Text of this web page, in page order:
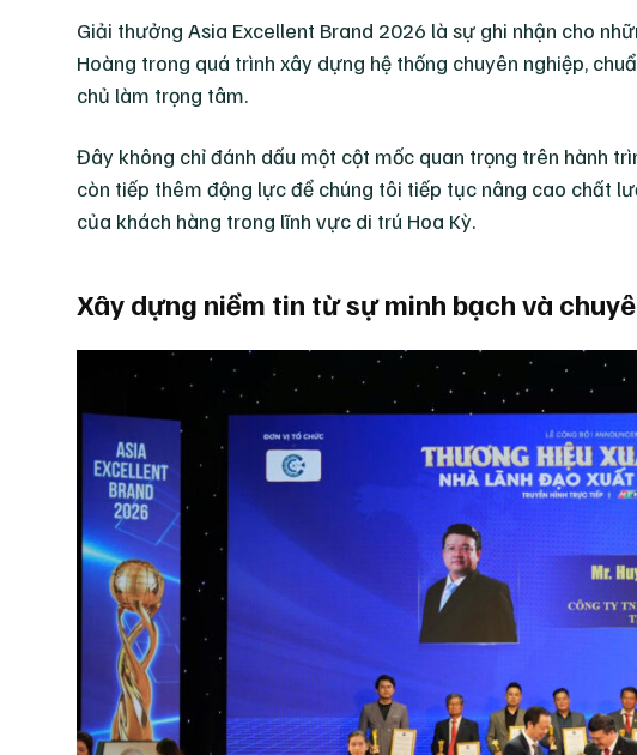
Giải thưởng Asia Excellent Brand 2026 là sự ghi nhận cho
Hoàng trong quá trình xây dựng hệ thống chuyên nghiệp,
chủ làm trọng tâm.
Đây không chỉ đánh dấu một cột mốc quan trọng trên hành
còn tiếp thêm động lực để chúng tôi tiếp tục nâng cao chất
của khách hàng trong lĩnh vực di trú Hoa Kỳ.
Xây dựng niềm tin từ sự minh bạch và